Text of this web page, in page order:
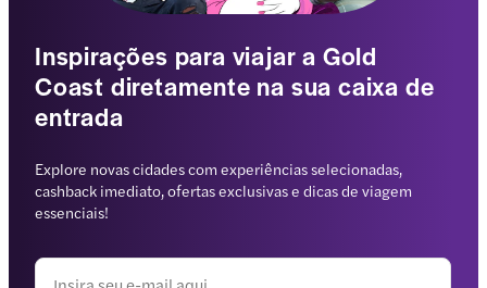
Inspirações para viajar a Gold
Coast diretamente na sua caixa de
entrada
Explore novas cidades com experiências selecionadas,
cashback imediato, ofertas exclusivas e dicas de viagem
essenciais!